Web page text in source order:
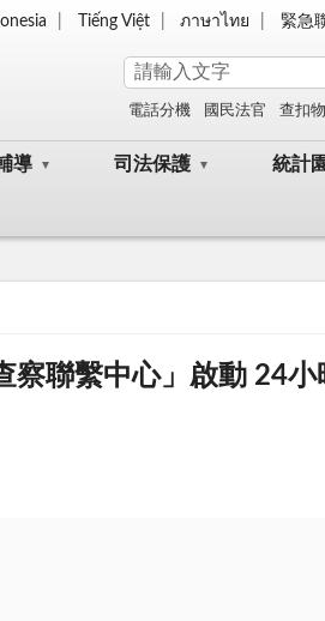
Tiếng Việt ภาษาไทย 緊急
電話分機 國民法官 查扣
導 司法保護 統計
察聯繫中心」啟動 24